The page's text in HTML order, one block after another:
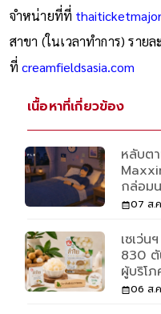
จำหน่ายที่ที่
สาขา (ในเวลาทำการ) ราย
ที่creamfieldsasia.com
เนื้อหาที่เกี่ยวข้อง
หลับต
กล่อม
07 ส.
เซเว่
830
ผู้บริโภ
06 ส.